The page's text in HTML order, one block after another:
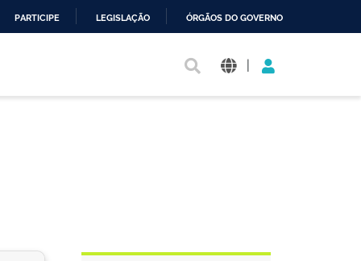
PARTICIPE LEGISLAÇÃO ÓRGÃOS DO GOVERNO
|